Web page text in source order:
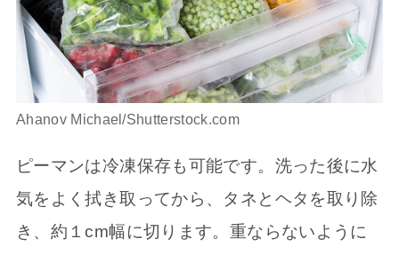
Ahanov Michael/Shutterstock.com
ピーマンは冷凍保存も可能です。洗った後に水
気をよく拭き取ってから、タネとヘタを取り除
き、約１cm幅に切ります。重ならないように